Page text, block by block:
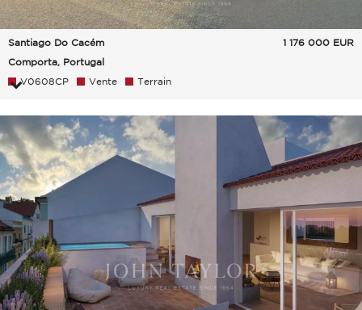
Santiago Do Cacém
Comporta, Portugal
1 176 000 EUR
V0608CP Vente Terrain